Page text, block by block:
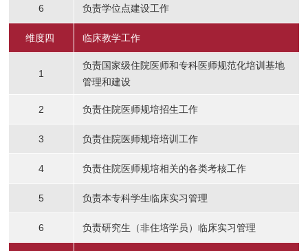
6 负责学位点建设工作
维度四 临床教学工作
1
负责国家级住院医师和专科医师规范化培训基地
管理和建设
2 负责住院医师规培招生工作
3 负责住院医师规培培训工作
4 负责住院医师规培相关的各类考核工作
5 负责本专科学生临床实习管理
6 负责研究生（非住培学员）临床实习管理